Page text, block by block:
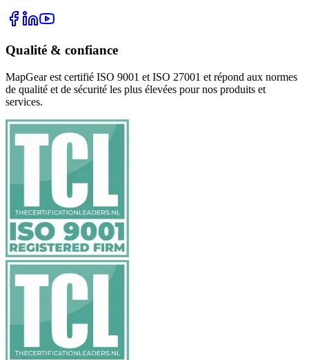
Qualité & confiance
MapGear est certifié ISO 9001 et ISO 27001 et répond aux normes
de qualité et de sécurité les plus élevées pour nos produits et
services.